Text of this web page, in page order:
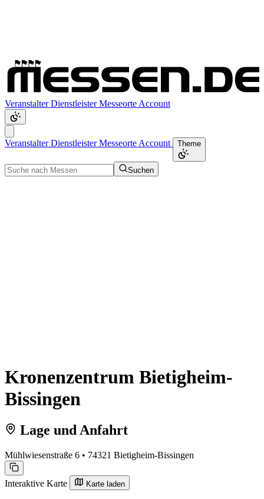
VeranstalterDienstleisterMesseorte Account
VeranstalterDienstleisterMesseorte Account Theme
Suchen
Kronenzentrum Bietigheim-
Bissingen
Lage und Anfahrt
Mühlwiesenstraße 6 • 74321 Bietigheim-Bissingen
Interaktive Karte Karte laden